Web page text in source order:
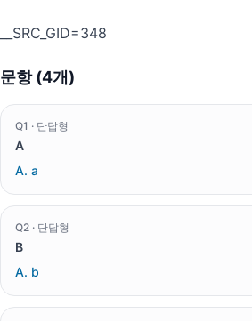
문항 (4개)
Q1 · 단답형
A
A. a
Q2 · 단답형
B
A. b